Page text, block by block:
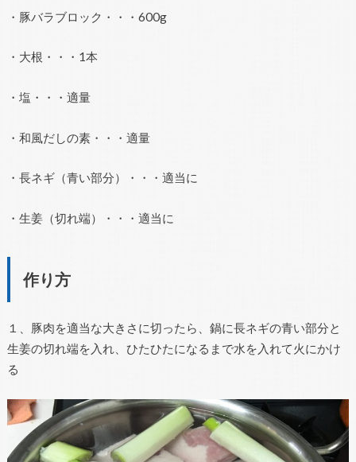
・豚バラブロック・・・600g
・大根・・・1本
・塩・・・適量
・和風だしの素・・・適量
・長ネギ（青い部分）・・・適当に
・生姜（切れ端）・・・適当に
作り方
１、豚肉を適当な大きさに切ったら、鍋に長ネギの青い部分と
生姜の切れ端を入れ、ひたひたになるまで水を入れて火にかけ
る